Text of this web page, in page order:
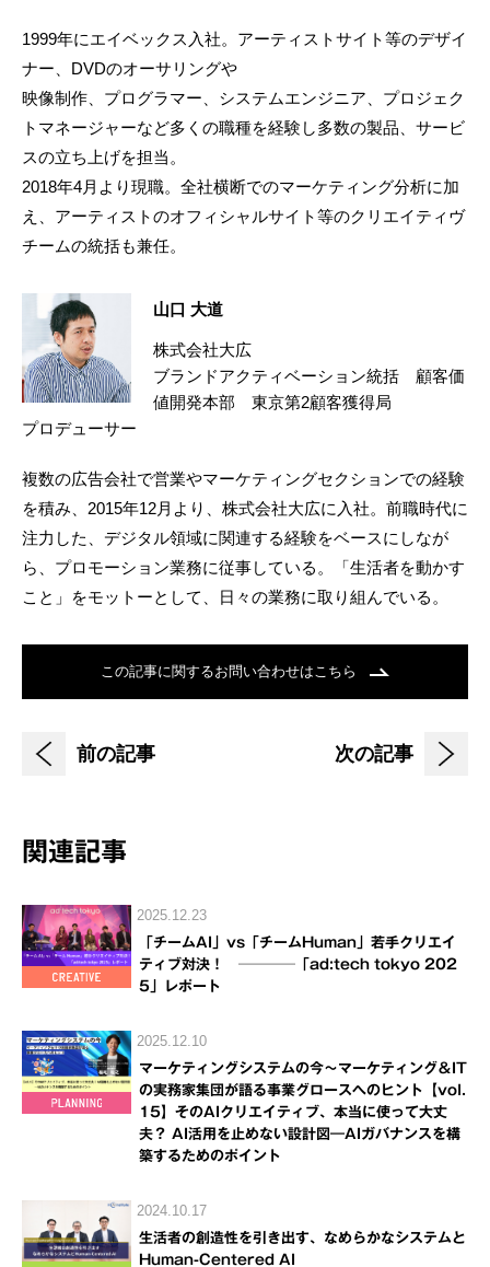
1999年にエイベックス入社。アーティストサイト等のデザイ
ナー、DVDのオーサリングや
映像制作、プログラマー、システムエンジニア、プロジェク
トマネージャーなど多くの職種を経験し多数の製品、サービ
スの立ち上げを担当。
2018年4月より現職。全社横断でのマーケティング分析に加
え、アーティストのオフィシャルサイト等のクリエイティヴ
チームの統括も兼任。
山口 大道
株式会社大広
ブランドアクティベーション統括 顧客価
値開発本部 東京第2顧客獲得局
プロデューサー
複数の広告会社で営業やマーケティングセクションでの経験
を積み、2015年12月より、株式会社大広に入社。前職時代に
注力した、デジタル領域に関連する経験をベースにしなが
ら、プロモーション業務に従事している。「生活者を動かす
こと」をモットーとして、日々の業務に取り組んでいる。
この記事に関するお問い合わせはこちら
前の記事 次の記事
関連記事
2025.12.23
「チームAI」vs「チームHuman」若手クリエイ
ティブ対決！ ────「ad:tech tokyo 202
5」レポート
2025.12.10
マーケティングシステムの今～マーケティング＆IT
の実務家集団が語る事業グロースへのヒント【vol.
15】そのAIクリエイティブ、本当に使って大丈
夫？ AI活用を止めない設計図―AIガバナンスを構
築するためのポイント
2024.10.17
生活者の創造性を引き出す、なめらかなシステムと
Human-Centered AI